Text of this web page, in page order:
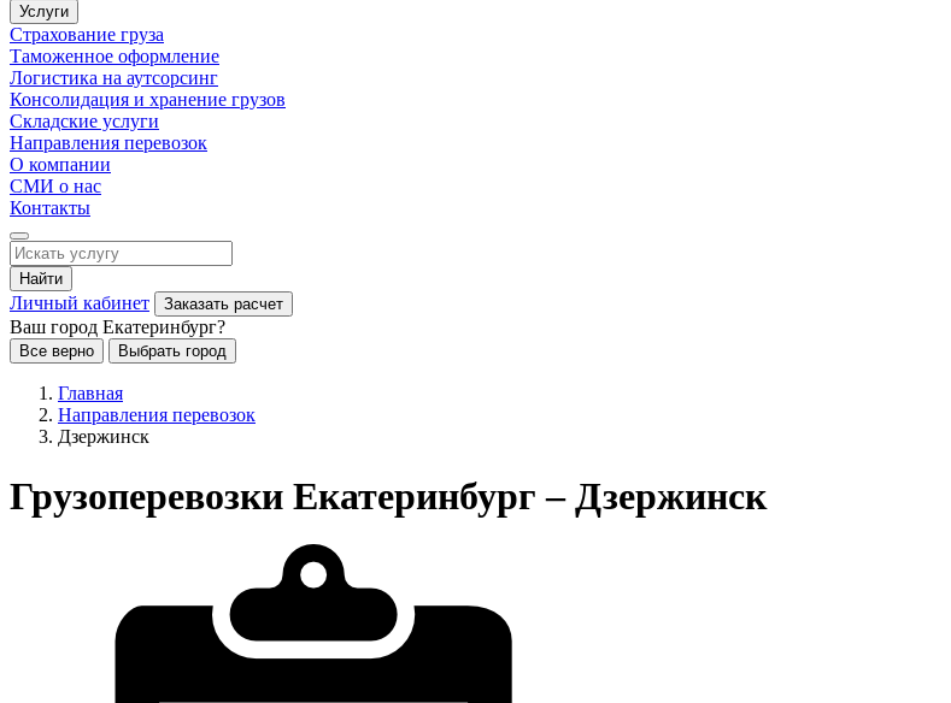
Услуги
Страхование груза
Таможенное оформление
Логистика на аутсорсинг
Консолидация и хранение грузов
Складские услуги
Направления перевозок
О компании
СМИ о нас
Контакты
Найти
Личный кабинет Заказать расчет
Ваш город Екатеринбург?
Все верно Выбрать город
Главная
Направления перевозок
Дзержинск
Грузоперевозки Екатеринбург – Дзержинск